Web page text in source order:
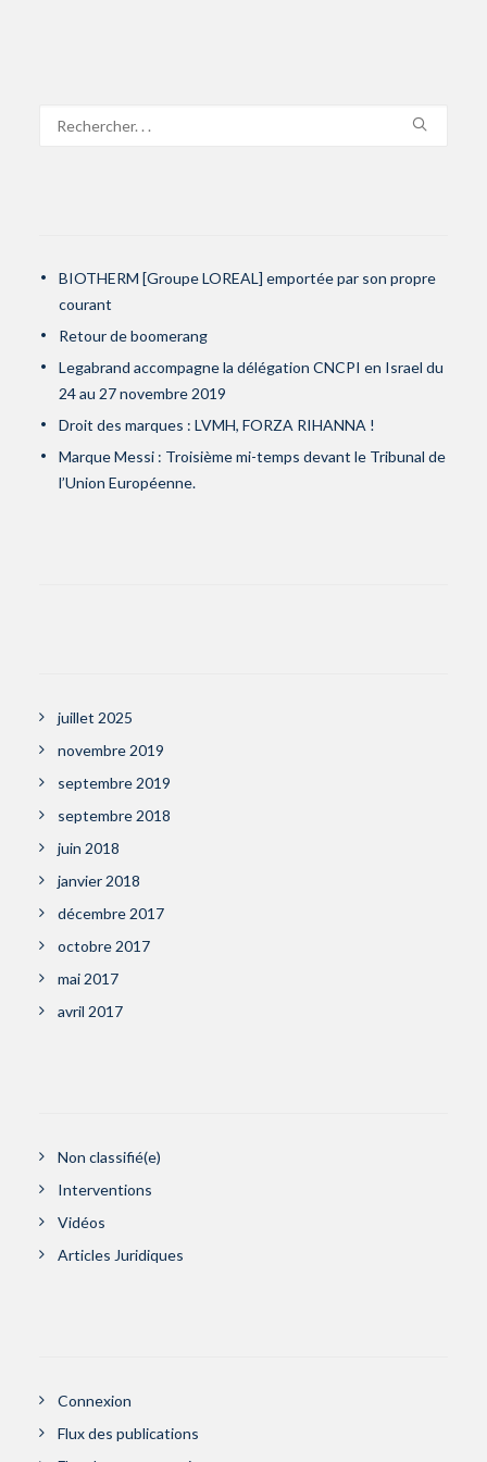
BIOTHERM [Groupe LOREAL] emportée par son propre
courant
Retour de boomerang
Legabrand accompagne la délégation CNCPI en Israel du
24 au 27 novembre 2019
Droit des marques : LVMH, FORZA RIHANNA !
Marque Messi : Troisième mi-temps devant le Tribunal de
l’Union Européenne.
juillet 2025
novembre 2019
septembre 2019
septembre 2018
juin 2018
janvier 2018
décembre 2017
octobre 2017
mai 2017
avril 2017
Non classifié(e)
Interventions
Vidéos
Articles Juridiques
Connexion
Flux des publications